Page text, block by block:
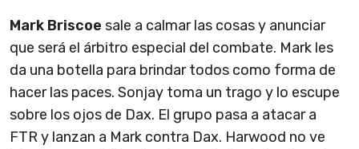
Mark Briscoe sale a calmar las cosas y anunciar
que será el árbitro especial del combate. Mark les
da una botella para brindar todos como forma de
hacer las paces. Sonjay toma un trago y lo escupe
sobre los ojos de Dax. El grupo pasa a atacar a
FTR y lanzan a Mark contra Dax. Harwood no ve